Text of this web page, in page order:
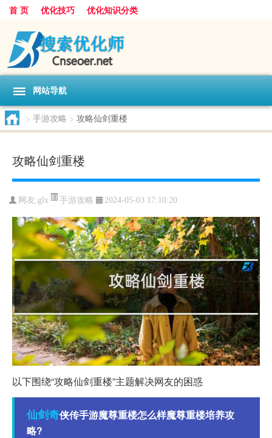
首 页 优化技巧 优化知识分类
网站导航
> 手游攻略 > 攻略仙剑重楼
攻略仙剑重楼
网友:glx 手游攻略 2024-05-03 17:10:20
以下围绕“攻略仙剑重楼”主题解决网友的困惑
仙剑奇侠传手游魔尊重楼怎么样魔尊重楼培养攻
略?